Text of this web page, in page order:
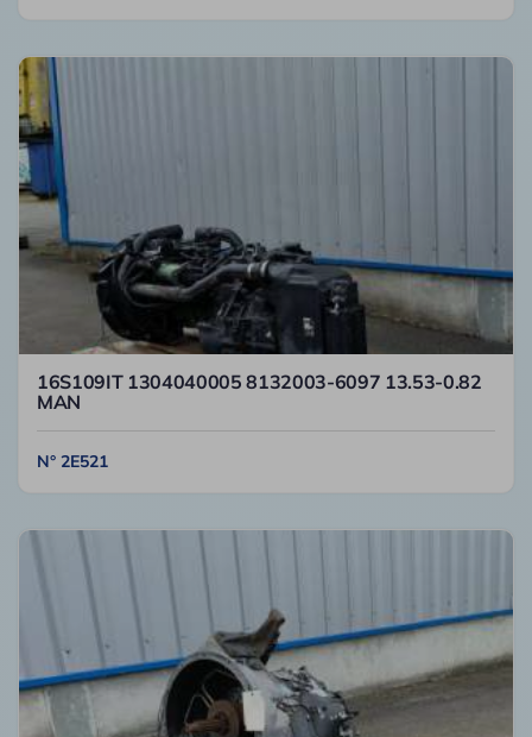
16S109IT 1304040005 8132003-6097 13.53-0.82
MAN
N° 2E521